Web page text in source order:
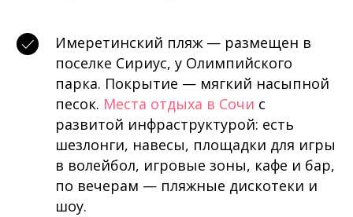
Имеретинский пляж — размещен в
поселке Сириус, у Олимпийского
парка. Покрытие — мягкий насыпной
песок. Места отдыха в Сочи с
развитой инфраструктурой: есть
шезлонги, навесы, площадки для игры
в волейбол, игровые зоны, кафе и бар,
по вечерам — пляжные дискотеки и
шоу.